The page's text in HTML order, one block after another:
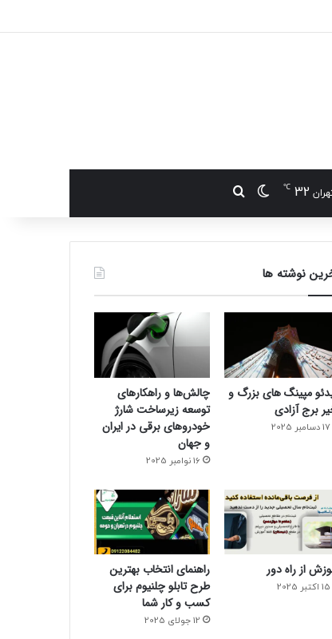
32
℃ تغییر پوسته
جستجو برای
نوشته ها
مپینگ های بزرگ و
برج آزادی
17 دسامبر 2025
چالش‌ها و راهکارهای
توسعه زیرساخت شارژ
خودروهای برقی در ایران
و جهان
16 نوامبر 2025
از راه دور
15 اکتبر 2025
راهنمای انتخاب بهترین
طرح تابلو چلنیوم برای
کسب و کار شما
12 جولای 2025